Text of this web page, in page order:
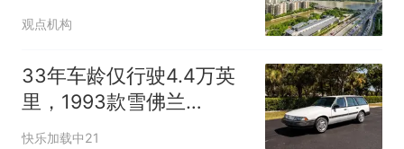
城市
观点机构
33年车龄仅行驶4.4万英
里，1993款雪佛兰
Cavalier旅行车将无保留
快乐加载中21